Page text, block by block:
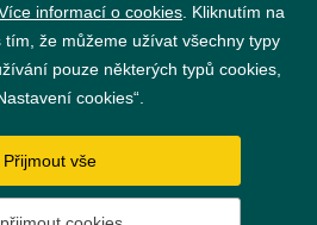
GDPR
cookies
informací o cookies . Kliknutím na
tím, že můžeme užívat všechny typy
pouze některých typů cookies,
cookies“.
Přijmout vše